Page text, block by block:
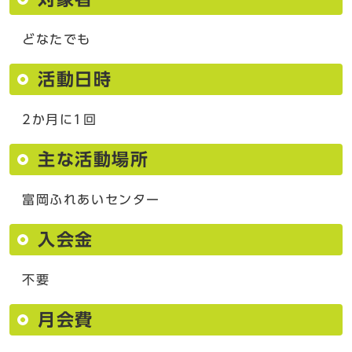
どなたでも
活動日時
2か月に1回
主な活動場所
富岡ふれあいセンター
入会金
不要
月会費